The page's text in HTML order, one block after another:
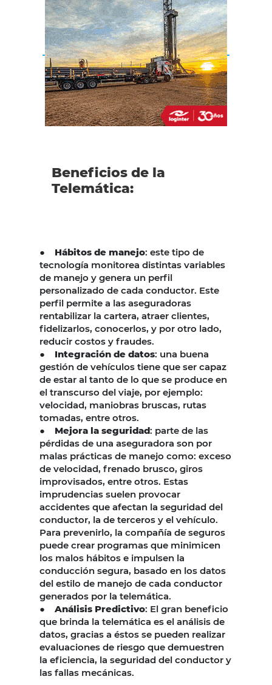
Beneficios de la
Telemática:
● Hábitos de manejo: este tipo de
tecnología monitorea distintas variables
de manejo y genera un perfil
personalizado de cada conductor. Este
perfil permite a las aseguradoras
rentabilizar la cartera, atraer clientes,
fidelizarlos, conocerlos, y por otro lado,
reducir costos y fraudes.
● Integración de datos: una buena
gestión de vehículos tiene que ser capaz
de estar al tanto de lo que se produce en
el transcurso del viaje, por ejemplo:
velocidad, maniobras bruscas, rutas
tomadas, entre otros.
● Mejora la seguridad: parte de las
pérdidas de una aseguradora son por
malas prácticas de manejo como: exceso
de velocidad, frenado brusco, giros
improvisados, entre otros. Estas
imprudencias suelen provocar
accidentes que afectan la seguridad del
conductor, la de terceros y el vehículo.
Para prevenirlo, la compañía de seguros
puede crear programas que minimicen
los malos hábitos e impulsen la
conducción segura, basado en los datos
del estilo de manejo de cada conductor
generados por la telemática.
● Análisis Predictivo: El gran beneficio
que brinda la telemática es el análisis de
datos, gracias a éstos se pueden realizar
evaluaciones de riesgo que demuestren
la eficiencia, la seguridad del conductor y
las fallas mecánicas.